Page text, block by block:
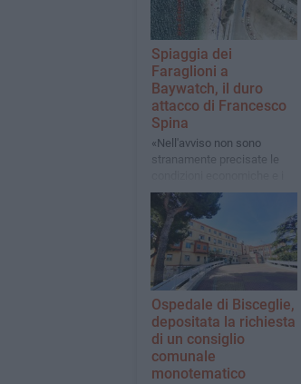
Spiaggia dei
Faraglioni a
Baywatch, il duro
attacco di Francesco
Spina
«Nell'avviso non sono
stranamente precisate le
termini. La concessione
sarà a vita?»
Ospedale di Bisceglie,
depositata la richiesta
di un consiglio
comunale
monotematico